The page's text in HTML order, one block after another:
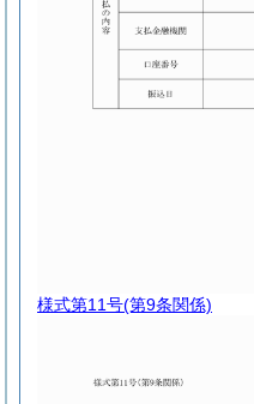
様式第11号(第9条関係)